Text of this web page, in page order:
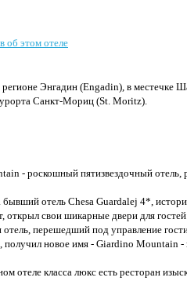
об этом отеле
Энгадин (Engadin), в местечке
Санкт-Мориц (St. Moritz).
- роскошный пятизвездочный отель,
бывший отель Chesa Guardalej 4*,
открыл свои шикарные двери для
отель, перешедший под управление
новое имя - Giardino Mountain -
отеле класса люкс есть ресторан